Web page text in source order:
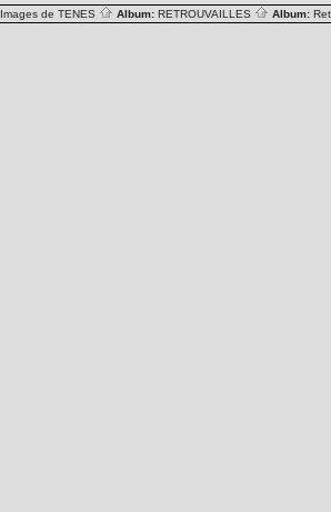
Images de TENES Album: RETROUVAILLES Album: